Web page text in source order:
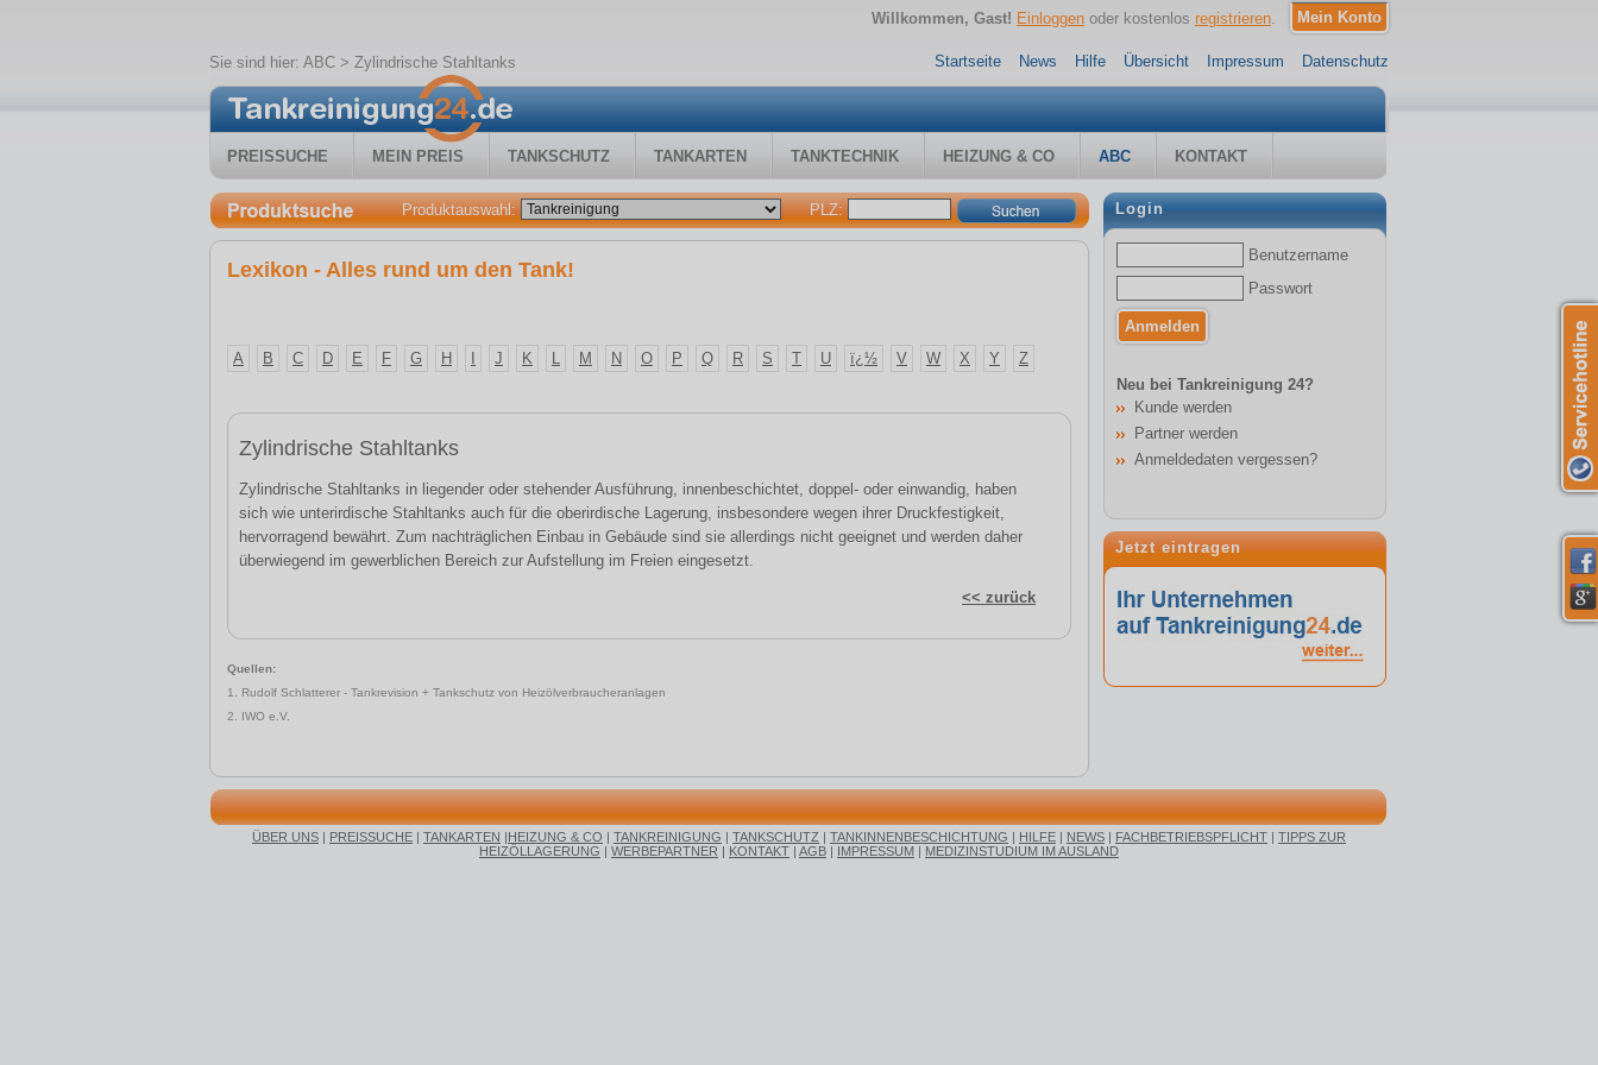
Willkommen, Gast! Einloggen oder kostenlos registrieren
Sie sind hier: ABC > Zylindrische Stahltanks Startseite News Hilfe Übersicht Impressum Datenschutz
PREISSUCHE MEIN PREIS TANKSCHUTZ TANKARTEN TANKTECHNIK HEIZUNG & CO ABC KONTAKT
Produktauswahl: PLZ:
Lexikon - Alles rund um den Tank!
A B C D E F G H J K L M N O P Q R S T U ï¿½ V W X Y Z
Zylindrische Stahltanks
Zylindrische Stahltanks in liegender oder stehender Ausführung, innenbeschichtet, doppel- oder einwandig, haben
sich wie unterirdische Stahltanks auch für die oberirdische Lagerung, insbesondere wegen ihrer Druckfestigkeit,
hervorragend bewährt. Zum nachträglichen Einbau in Gebäude sind sie allerdings nicht geeignet und werden daher
überwiegend im gewerblichen Bereich zur Aufstellung im Freien eingesetzt.
<< zurück
Quellen:
1. Rudolf Schlatterer - Tankrevision + Tankschutz von Heizölverbraucheranlagen
2. IWO e.V.
Login
Benutzername
Passwort
Neu bei Tankreinigung 24?
Kunde werden
Partner werden
Anmeldedaten vergessen?
Jetzt eintragen
ÜBER UNS | PREISSUCHE | TANKARTEN |HEIZUNG & CO | TANKREINIGUNG | TANKSCHUTZ | TANKINNENBESCHICHTUNG | HILFE | NEWS | FACHBETRIEBSPFLICHT | TIPPS ZUR
HEIZÖLLAGERUNG | WERBEPARTNER | KONTAKT | AGB | IMPRESSUM | MEDIZINSTUDIUM IM AUSLAND